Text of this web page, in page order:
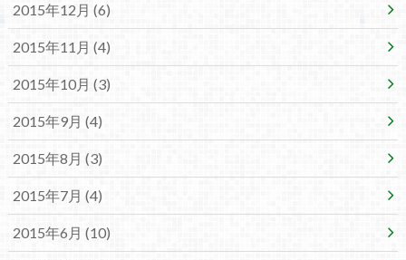
2015年12月 (6)
2015年11月 (4)
2015年10月 (3)
2015年9月 (4)
2015年8月 (3)
2015年7月 (4)
2015年6月 (10)